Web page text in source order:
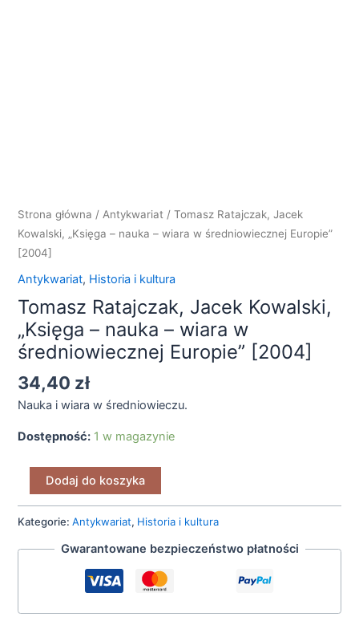
Strona główna / Antykwariat / Tomasz Ratajczak, Jacek
Kowalski, „Księga – nauka – wiara w średniowiecznej Europie”
[2004]
Antykwariat, Historia i kultura
Tomasz Ratajczak, Jacek Kowalski,
„Księga – nauka – wiara w
średniowiecznej Europie” [2004]
34,40 zł
Nauka i wiara w średniowieczu.
Dostępność: 1 w magazynie
Dodaj do koszyka
Kategorie:Antykwariat, Historia i kultura
Gwarantowane bezpieczeństwo płatności